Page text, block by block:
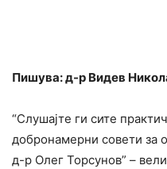
Пишува: д-р Видев
“Слушајте ги сите
добронамерни совети за
д-р Олег Торсунов” – вели